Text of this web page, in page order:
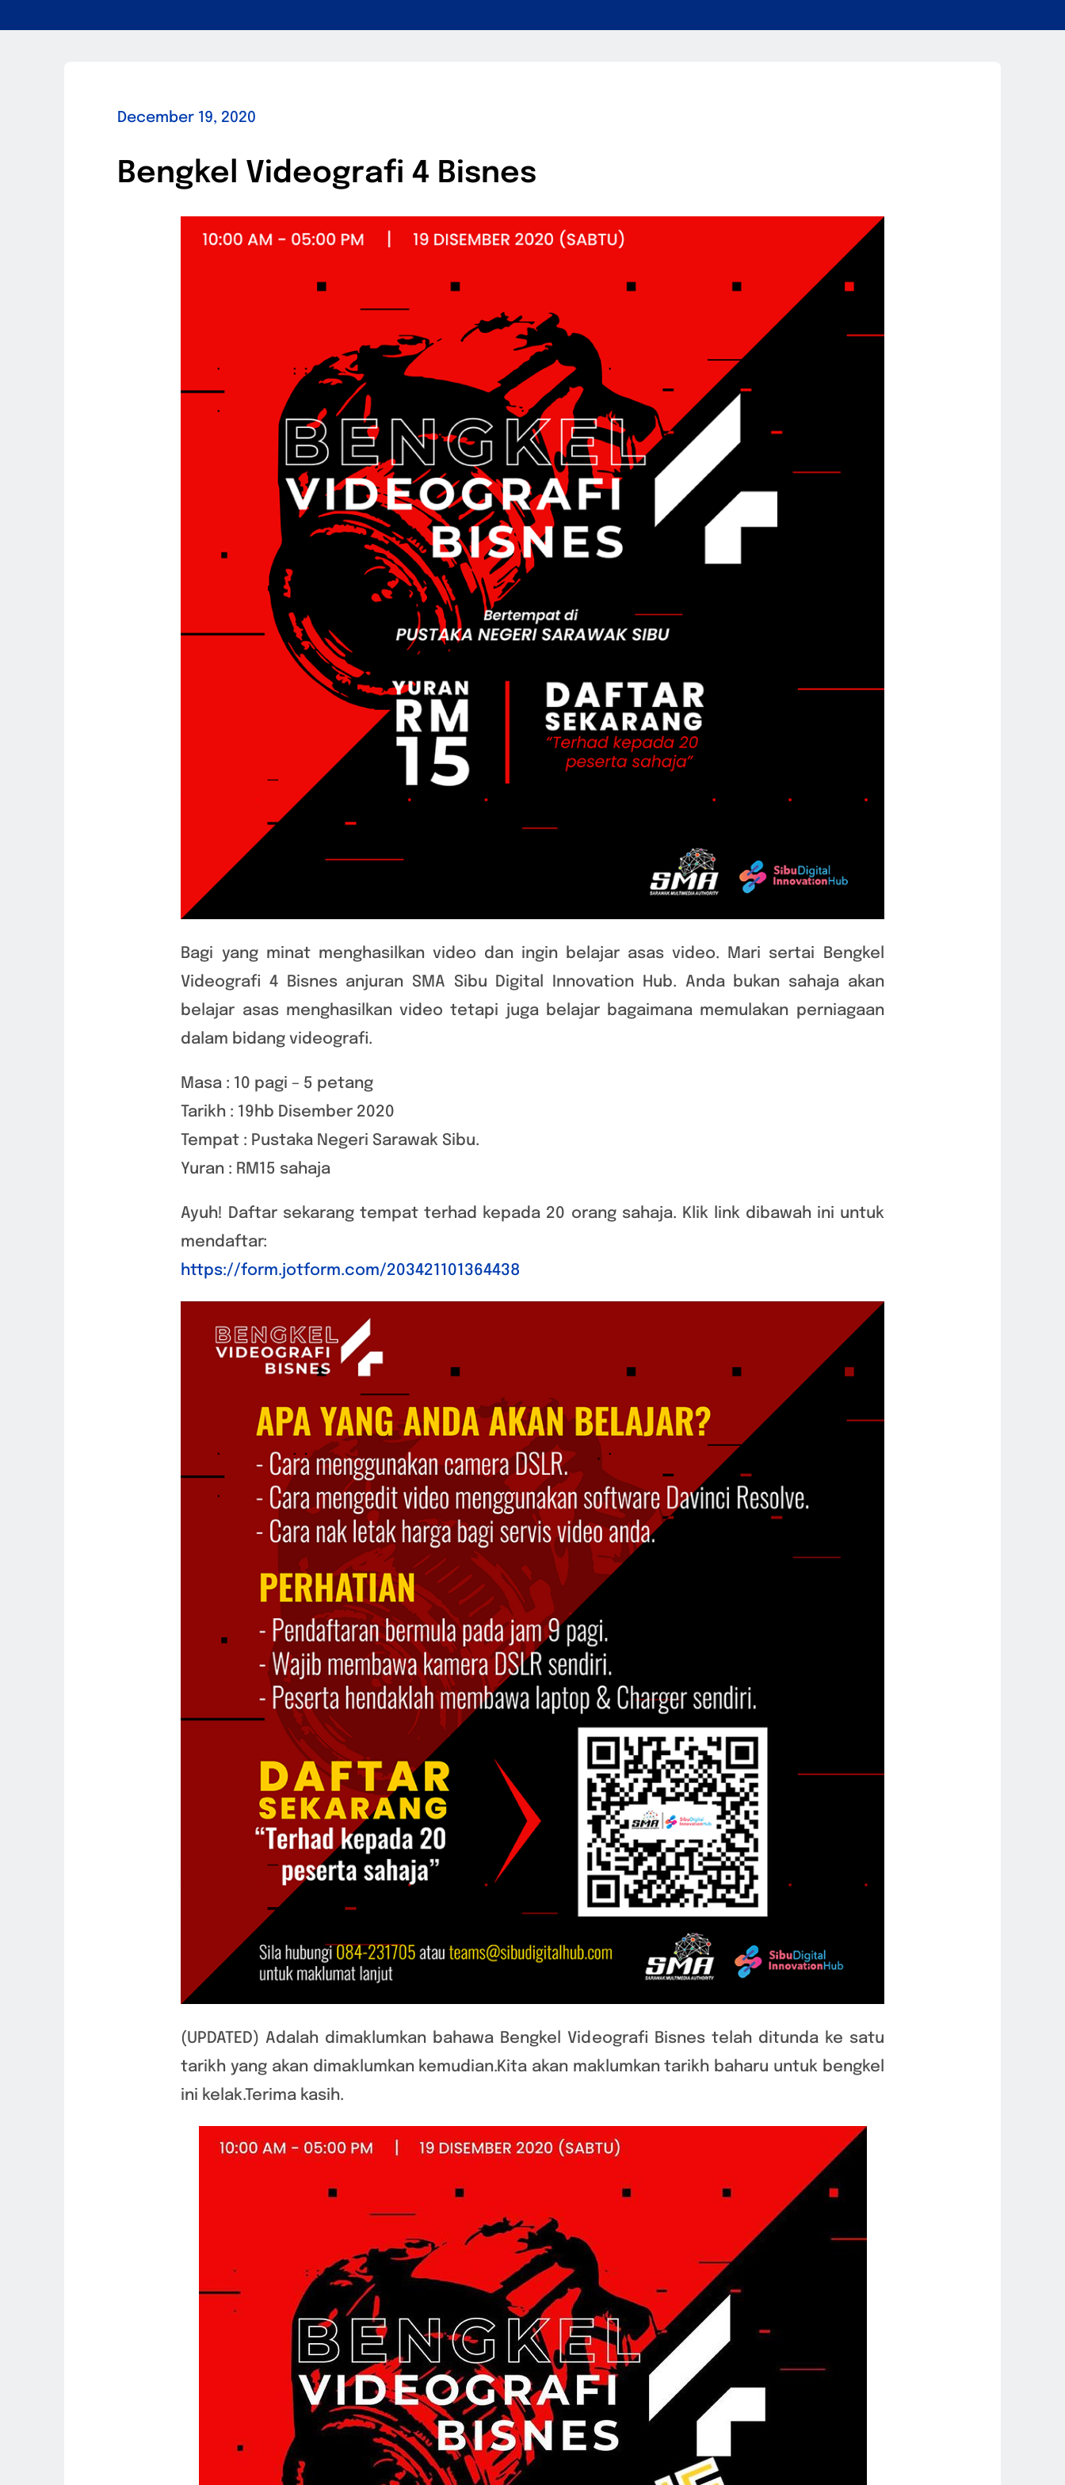
December 19, 2020
Bengkel Videografi 4 Bisnes
Bagi yang minat menghasilkan video dan ingin belajar asas video. Mari sertai Bengkel
Videografi 4 Bisnes anjuran SMA Sibu Digital Innovation Hub. Anda bukan sahaja akan
belajar asas menghasilkan video tetapi juga belajar bagaimana memulakan perniagaan
dalam bidang videografi.
Masa : 10 pagi – 5 petang
Tarikh : 19hb Disember 2020
Tempat : Pustaka Negeri Sarawak Sibu.
Yuran : RM15 sahaja
Ayuh! Daftar sekarang tempat terhad kepada 20 orang sahaja. Klik link dibawah ini untuk
mendaftar:
https://form.jotform.com/203421101364438
(UPDATED) Adalah dimaklumkan bahawa Bengkel Videografi Bisnes telah ditunda ke satu
tarikh yang akan dimaklumkan kemudian.Kita akan maklumkan tarikh baharu untuk bengkel
ini kelak.Terima kasih.